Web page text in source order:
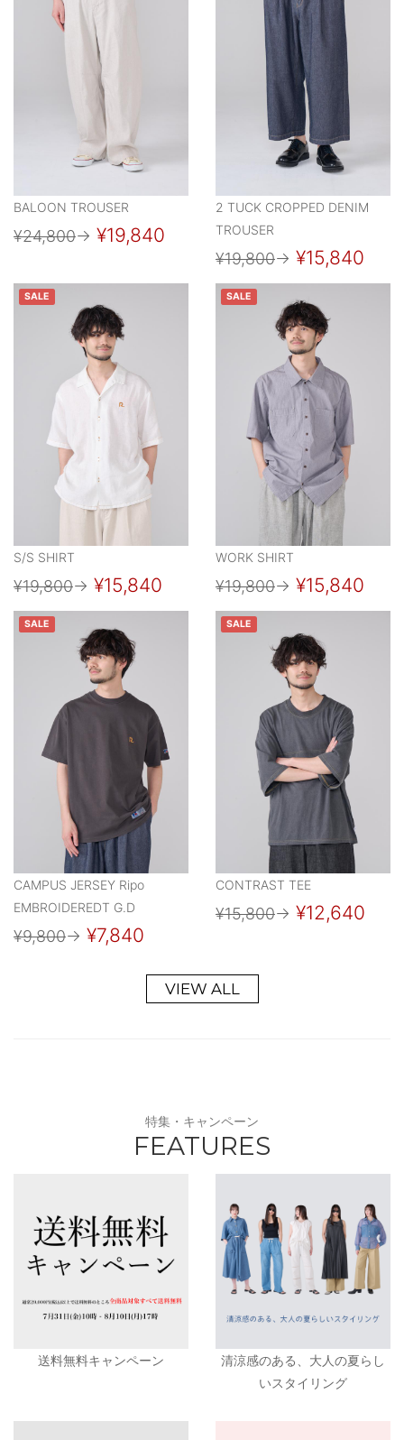
BALOON TROUSER
¥24,800→ ¥19,840
2 TUCK CROPPED DENIM
TROUSER
¥19,800→ ¥15,840
SALE
S/S SHIRT
¥19,800→ ¥15,840
SALE
WORK SHIRT
¥19,800→ ¥15,840
SALE
CAMPUS JERSEY Ripo
EMBROIDEREDT G.D
¥9,800→ ¥7,840
SALE
CONTRAST TEE
¥15,800→ ¥12,640
VIEW ALL
特集・キャンペーン
FEATURES
送料無料キャンペーン
清涼感のある、大人の夏らし
いスタイリング